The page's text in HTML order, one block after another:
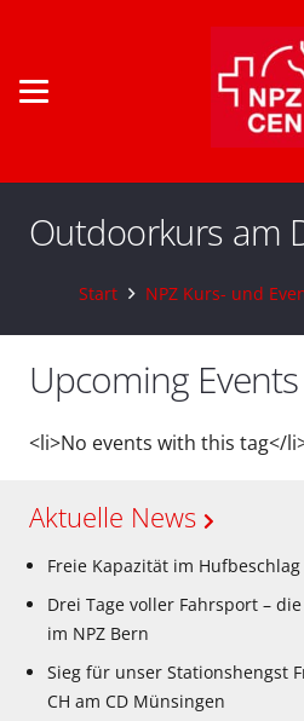
Outdoorkurs am
Start NPZ Kurs- und
Upcoming Events
<li>No events with this tag</
Aktuelle News
Freie Kapazität im Hufbeschlag
Drei Tage voller Fahrsport –
im NPZ Bern
Sieg für unser Stationshengst
CH am CD Münsingen